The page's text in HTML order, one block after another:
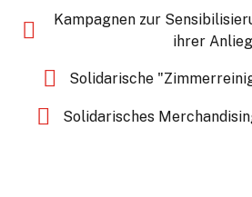
Kampagnen zur
ihrer
Solidarische
Solidarisches